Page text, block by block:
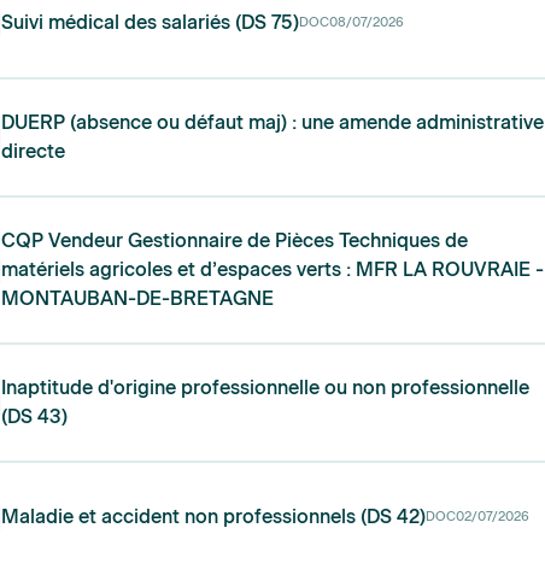
Suivi médical des salariés (DS 75)DOC08/07/2026
DUERP (absence ou défaut maj) : une amende administrative
directe
CQP Vendeur Gestionnaire de Pièces Techniques de
matériels agricoles et d’espaces verts : MFR LA ROUVRAIE -
MONTAUBAN-DE-BRETAGNE
Inaptitude d'origine professionnelle ou non professionnelle
(DS 43)
Maladie et accident non professionnels (DS 42)DOC02/07/2026